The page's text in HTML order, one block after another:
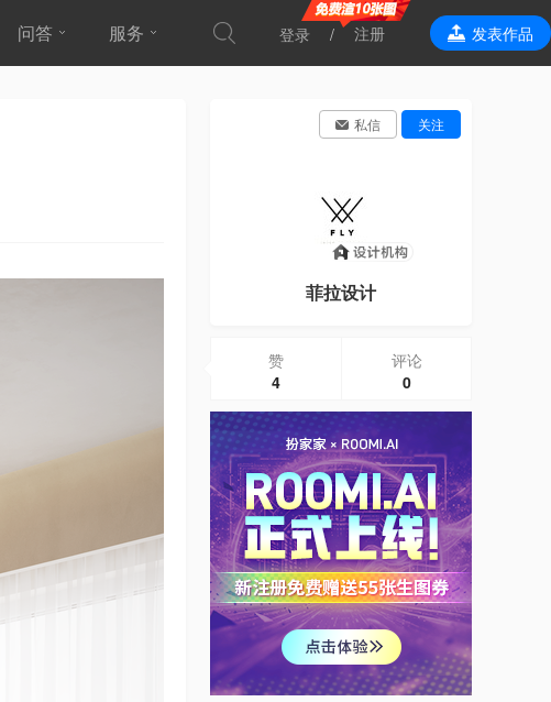
问答 服务
效果表现
登录 注册 发表作品
私信 关注
菲拉设计
赞
4
评论
0